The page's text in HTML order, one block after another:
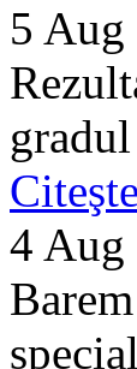
5 Aug
4 Aug